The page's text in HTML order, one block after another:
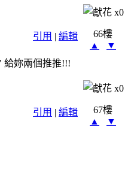
x0
引用 | 編輯
66樓
▲
▼
給妳兩個推推!!!
x0
引用 | 編輯
67樓
▲
▼